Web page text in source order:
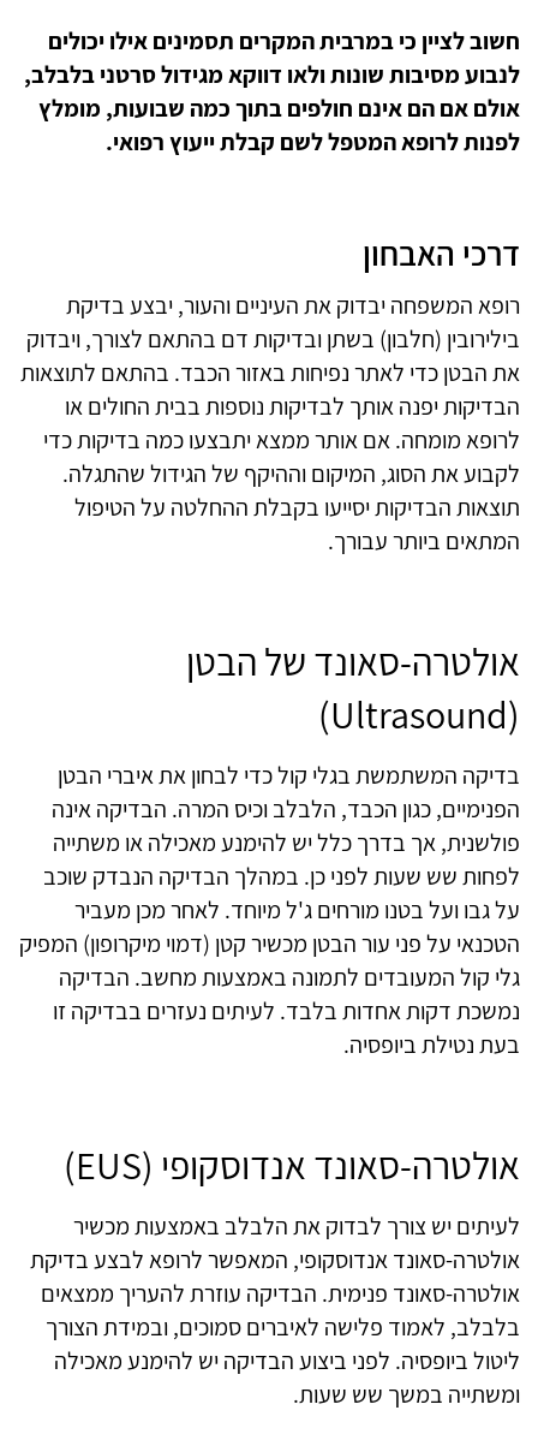
חשוב לציין כי במרבית המקרים תסמינים אילו יכולים
לנבוע מסיבות שונות ולאו דווקא מגידול סרטני בלבלב,
אולם אם הם אינם חולפים בתוך כמה שבועות, מומלץ
לפנות לרופא המטפל לשם קבלת ייעוץ רפואי.
דרכי האבחון
רופא המשפחה יבדוק את העיניים והעור, יבצע בדיקת
בילירובין (חלבון) בשתן ובדיקות דם בהתאם לצורך, ויבדוק
את הבטן כדי לאתר נפיחות באזור הכבד. בהתאם לתוצאות
הבדיקות יפנה אותך לבדיקות נוספות בבית החולים או
לרופא מומחה. אם אותר ממצא יתבצעו כמה בדיקות כדי
לקבוע את הסוג, המיקום וההיקף של הגידול שהתגלה.
תוצאות הבדיקות יסייעו בקבלת ההחלטה על הטיפול
המתאים ביותר עבורך.
אולטרה-סאונד של הבטן
(Ultrasound)
בדיקה המשתמשת בגלי קול כדי לבחון את איברי הבטן
הפנימיים, כגון הכבד, הלבלב וכיס המרה. הבדיקה אינה
פולשנית, אך בדרך כלל יש להימנע מאכילה או משתייה
לפחות שש שעות לפני כן. במהלך הבדיקה הנבדק שוכב
על גבו ועל בטנו מורחים ג'ל מיוחד. לאחר מכן מעביר
הטכנאי על פני עור הבטן מכשיר קטן (דמוי מיקרופון) המפיק
גלי קול המעובדים לתמונה באמצעות מחשב. הבדיקה
נמשכת דקות אחדות בלבד. לעיתים נעזרים בבדיקה זו
בעת נטילת ביופסיה.
אולטרה-סאונד אנדוסקופי (EUS)
לעיתים יש צורך לבדוק את הלבלב באמצעות מכשיר
אולטרה-סאונד אנדוסקופי, המאפשר לרופא לבצע בדיקת
אולטרה-סאונד פנימית. הבדיקה עוזרת להעריך ממצאים
בלבלב, לאמוד פלישה לאיברים סמוכים, ובמידת הצורך
ליטול ביופסיה. לפני ביצוע הבדיקה יש להימנע מאכילה
ומשתייה במשך שש שעות.